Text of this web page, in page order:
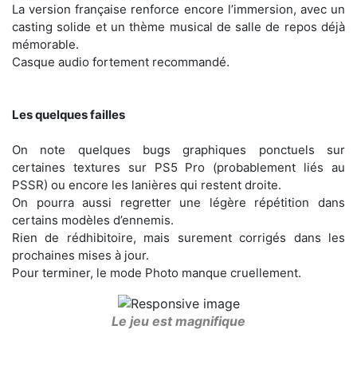
La version française renforce encore l’immersion, avec un
casting solide et un thème musical de salle de repos déjà
mémorable.
Casque audio fortement recommandé.
Les quelques failles
On note quelques bugs graphiques ponctuels sur
certaines textures sur PS5 Pro (probablement liés au
PSSR) ou encore les lanières qui restent droite.
On pourra aussi regretter une légère répétition dans
certains modèles d’ennemis.
Rien de rédhibitoire, mais surement corrigés dans les
prochaines mises à jour.
Pour terminer, le mode Photo manque cruellement.
Le jeu est magnifique